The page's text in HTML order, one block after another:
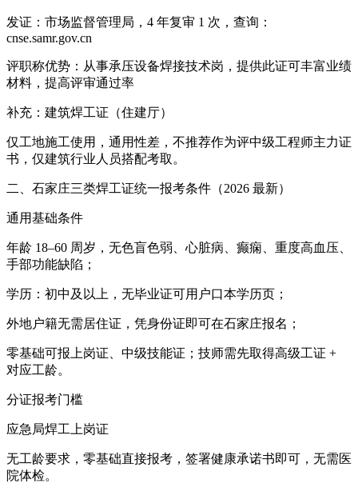
发证：市场监督管理局，4 年复审 1 次，查询：
cnse.samr.gov.cn
评职称优势：从事承压设备焊接技术岗，提供此证可丰富业绩
材料，提高评审通过率
补充：建筑焊工证（住建厅）
仅工地施工使用，通用性差，不推荐作为评中级工程师主力证
书，仅建筑行业人员搭配考取。
二、石家庄三类焊工证统一报考条件（2026 最新）
通用基础条件
年龄 18–60 周岁，无色盲色弱、心脏病、癫痫、重度高血压、
手部功能缺陷；
学历：初中及以上，无毕业证可用户口本学历页；
外地户籍无需居住证，凭身份证即可在石家庄报名；
零基础可报上岗证、中级技能证；技师需先取得高级工证 +
对应工龄。
分证报考门槛
应急局焊工上岗证
无工龄要求，零基础直接报考，签署健康承诺书即可，无需医
院体检。